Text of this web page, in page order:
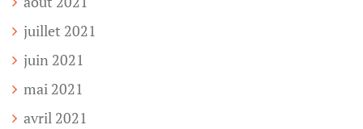
juillet 2021
juin 2021
mai 2021
avril 2021